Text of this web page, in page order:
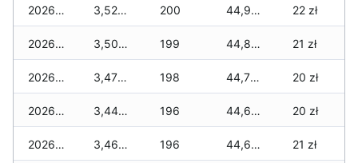
2026-02-07 3,520 zł 200 44,910 zł 22 zł
2026-02-06 3,500 zł 199 44,850 zł 21 zł
2026-02-05 3,470 zł 198 44,750 zł 20 zł
2026-02-04 3,440 zł 196 44,610 zł 20 zł
2026-02-03 3,460 zł 196 44,600 zł 21 zł